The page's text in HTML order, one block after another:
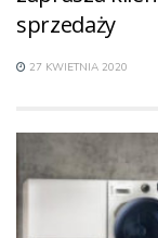
sprzedaży
27 KWIETNIA 2020